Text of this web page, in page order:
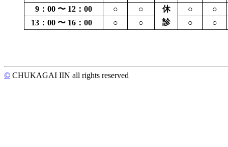
9：00 〜 12：00
○ ○ 休 ○ ○
13：00 〜 16：00
○ ○ 診 ○ ○
© CHUKAGAI IIN all rights reserved